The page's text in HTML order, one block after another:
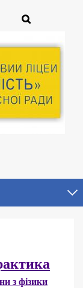
з фізики